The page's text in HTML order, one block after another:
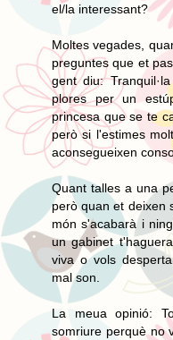
el/la interessant?
Moltes vegades,
preguntes que et
gent diu:
plores per un
princesa que se te
però si l'estimes
aconsegueixen
Quant talles a una
però quan et deixen
món s'acabarà i
un gabinet
viva o vols
mal son.
La meua opinió:
somriure perquè no